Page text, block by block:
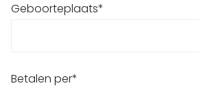
Geboorteplaats*
Betalen per*